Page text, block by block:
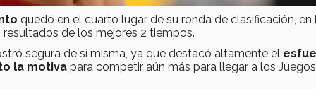
quedó en el cuarto lugar de su ronda de clasificación, en
de los mejores 2 tiempos.
segura de sí misma, ya que destacó altamente el
la motiva para competir aún más para llegar a los Juegos